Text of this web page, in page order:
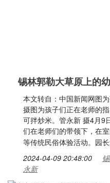
锡林郭勒大草原上的
本文转自：中国新闻网图
摄图为孩子们正在老师的
可拌炒米。管永新 摄4月9
们在老师们的带领下，在
等传统民俗体验活动。园
2024-04-09 20:48:00
永新